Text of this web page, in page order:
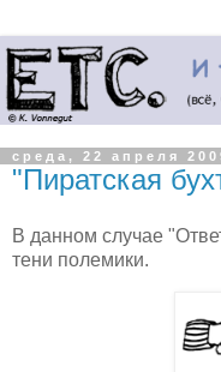
среда, 22 апреля
"Пиратская
В данном случае
тени полемики.